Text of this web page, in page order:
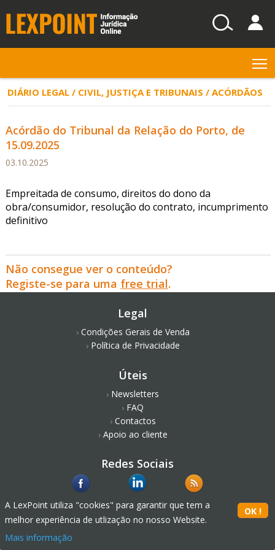
DIÁRIO LEGAL / CIVIL, JUSTIÇA E TRIBUNAIS / ACÓRDÃOS
Acórdão do Tribunal da Relação do Porto, de
15.09.2025
03.10.2025
Empreitada de consumo, direitos do dono da
obra/consumidor, resolução do contrato, incumprimento
definitivo
Não consegue ver o conteúdo?
Registe-se para uma free trial.
Legal
Condições Gerais de Venda
Política de Privacidade
Úteis
Newsletters
FAQ
Contactos
Apoio ao cliente
Redes Sociais
A LexPoint utiliza "cookies" para garantir que tem a
melhor experiência de utlização no nosso Website.
Mais informação